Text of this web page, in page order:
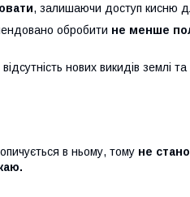
, залишаючи доступ кисню
обробити не менше
нових викидів землі та
в ньому, тому не